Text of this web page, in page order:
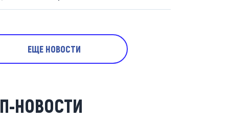
ЕЩЕ НОВОСТИ
НОВОСТИ